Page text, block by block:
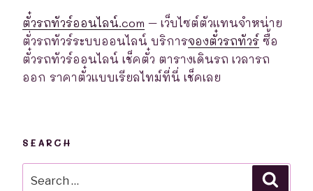
ตั๋วรถทัวร์ออนไลน์.com – เว็บไซต์ตัวแทนจำหน่าย
ตั่วรถทัวร์ระบบออนไลน์ บริการจองตั๋วรถทัวร์ ซื้อ
ตั๋วรถทัวร์ออนไลน์ เช็คตั๋ว ตารางเดินรถ เวลารถ
ออก ราคาตั๋วแบบเรียลไทม์ที่นี่ เช็คเลย
SEARCH